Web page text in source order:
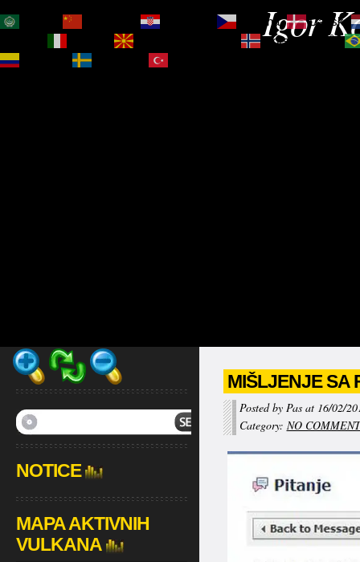
Igor
MIŠLJENJE SA
Posted by Pas at 16/02/
Category: NO COMMENT
NOTICE
MAPA AKTIVNIH
VULKANA
Čeština‎
Dansk
Norsk bokmål